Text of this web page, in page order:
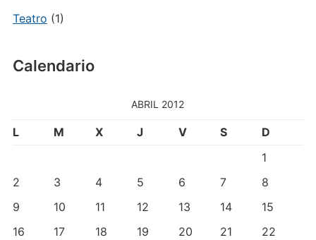
Teatro (1)
Calendario
ABRIL 2012
L M X J V S
D
1
2
3 4 5 6 7
8
9
10 11 12 13 14
15
16
17 18 19 20 21
22